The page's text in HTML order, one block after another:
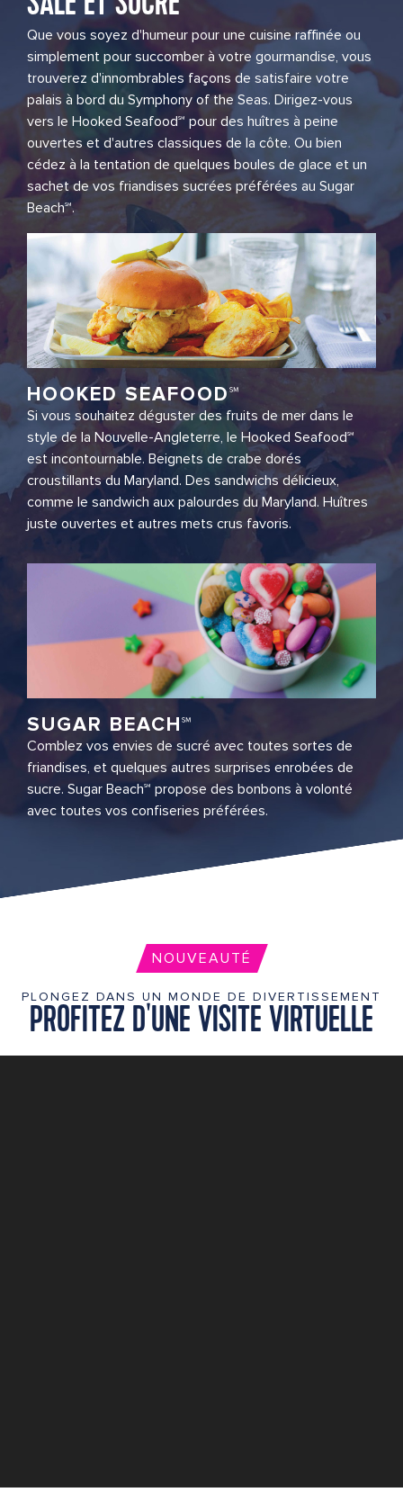
Que vous soyez d'humeur pour une cuisine raffinée ou
simplement pour succomber à votre gourmandise, vous
trouverez d'innombrables façons de satisfaire votre
palais à bord du Symphony of the Seas. Dirigez-vous
vers le Hooked Seafood℠ pour des huîtres à peine
ouvertes et d'autres classiques de la côte. Ou bien
cédez à la tentation de quelques boules de glace et un
sachet de vos friandises sucrées préférées au Sugar
Beach℠.
HOOKED SEAFOOD℠
Si vous souhaitez déguster des fruits de mer dans le
style de la Nouvelle-Angleterre, le Hooked Seafood℠
est incontournable. Beignets de crabe dorés
croustillants du Maryland. Des sandwichs délicieux,
comme le sandwich aux palourdes du Maryland. Huîtres
juste ouvertes et autres mets crus favoris.
SUGAR BEACH℠
Comblez vos envies de sucré avec toutes sortes de
friandises, et quelques autres surprises enrobées de
sucre. Sugar Beach℠ propose des bonbons à volonté
avec toutes vos confiseries préférées.
NOUVEAUTÉ
PLONGEZ DANS UN MONDE DE DIVERTISSEMENT
PROFITEZ D'UNE VISITE VIRTUELLE